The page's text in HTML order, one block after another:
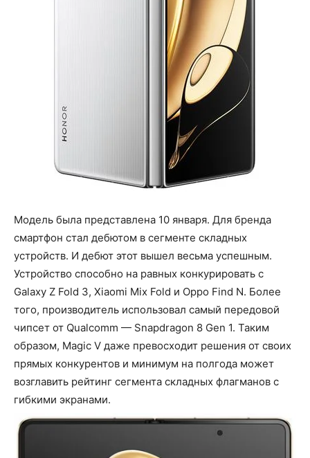
Модель была представлена 10 января. Для бренда
смартфон стал дебютом в сегменте складных
устройств. И дебют этот вышел весьма успешным.
Устройство способно на равных конкурировать с
Galaxy Z Fold 3, Xiaomi Mix Fold и Oppo Find N. Более
того, производитель использовал самый передовой
чипсет от Qualcomm — Snapdragon 8 Gen 1. Таким
образом, Magic V даже превосходит решения от своих
прямых конкурентов и минимум на полгода может
возглавить рейтинг сегмента складных флагманов с
гибкими экранами.